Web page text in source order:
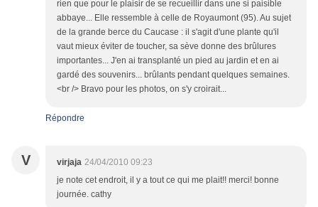
rien que pour le plaisir de se recueillir dans une si paisible
abbaye... Elle ressemble à celle de Royaumont (95). Au sujet
de la grande berce du Caucase : il s'agit d'une plante qu'il
vaut mieux éviter de toucher, sa sève donne des brûlures
importantes... J'en ai transplanté un pied au jardin et en ai
gardé des souvenirs... brûlants pendant quelques semaines.
<br /> Bravo pour les photos, on s'y croirait...
Répondre
V virjaja 24/04/2010 09:23
je note cet endroit, il y a tout ce qui me plait!! merci! bonne
journée. cathy